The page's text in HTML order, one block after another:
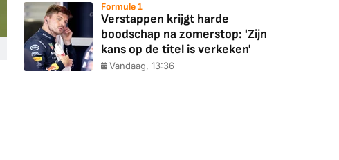
Formule 1
Verstappen krijgt harde
boodschap na zomerstop: 'Zijn
kans op de titel is verkeken'
Vandaag, 13:36